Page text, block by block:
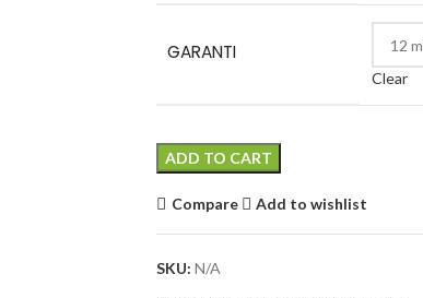
GARANTI
Clear
ADD TO CART
Compare Add to wishlist
SKU: N/A